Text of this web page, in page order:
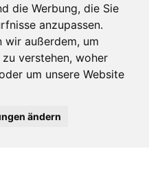
die Werbung, die Sie
anzupassen.
wir außerdem, um
verstehen, woher
um unsere Website
ändern